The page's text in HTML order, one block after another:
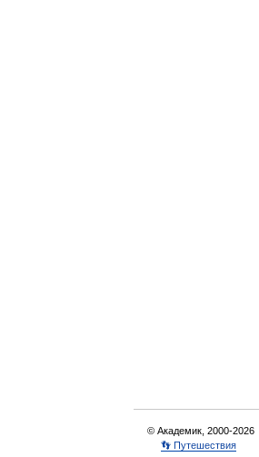
© Академик, 2000-2026
👣 Путешествия